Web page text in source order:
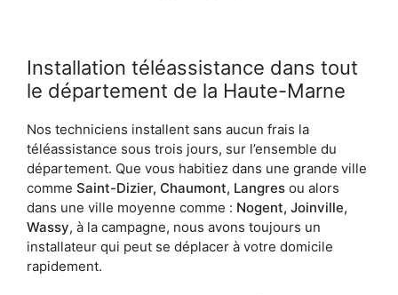
Installation téléassistance dans tout
le département de la Haute-Marne
Nos techniciens installent sans aucun frais la
téléassistance sous trois jours, sur l’ensemble du
département. Que vous habitiez dans une grande ville
comme Saint-Dizier, Chaumont, Langres ou alors
dans une ville moyenne comme : Nogent, Joinville,
Wassy, à la campagne, nous avons toujours un
installateur qui peut se déplacer à votre domicile
rapidement.